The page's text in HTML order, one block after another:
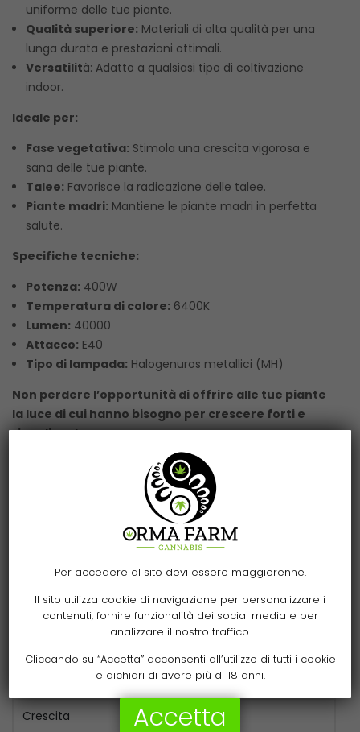
uniforme delle tue piante.
Qualità superiore: Materiali di alta qualità per una
lunga durata e prestazioni ottimali.
Versatilità: Adatto a qualsiasi tipo di coltivazione
indoor.
Ideale per:
Fase vegetativa: Stimola una crescita vigorosa e
sana delle tue piante.
Talee: Favorisce la radicazione delle talee.
Piante madri: Mantiene le piante madri in perfetta
salute.
Specifiche tecniche:
Potenza: 400W
Temperatura di colore: 6400K
Lumen: 40000
Attacco: E40
Tipo di lampada: Halogenuros metallici (MH)
Non perdere l’opportunità di offrire alle tue piante
la luce di cui hanno bisogno per crescere forti e
rigogliose!
MH
Produttore Pure Light
Agro No
40000 lm
Crescita Si
Per accedere al sito devi essere maggiorenne.
Il sito utilizza cookie di navigazione per personalizzare i
contenuti, fornire funzionalità dei social media e per
analizzare il nostro traffico.
Cliccando su “Accetta” acconsenti all’utilizzo di tutti i cookie
e dichiari di avere più di 18 anni.
Accetta